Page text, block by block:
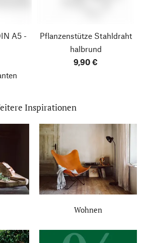
A5 -
Pflanzenstütze Stahldraht
halbrund
9,90 €
Inspirationen
Wohnen